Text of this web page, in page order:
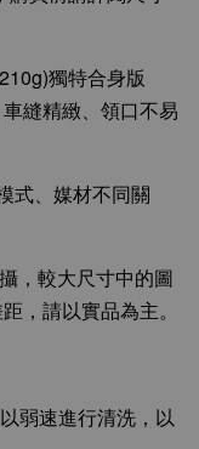
獨特合身版
縫精緻、領口不易
式、媒材不同關
，較大尺寸中的圖
，請以實品為主。
弱速進行清洗，以